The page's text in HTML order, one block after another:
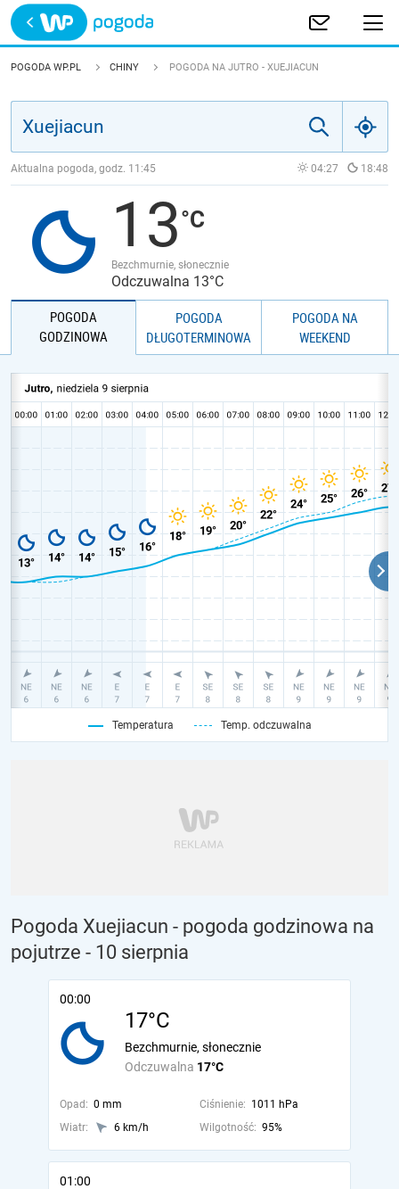
Trwa ładowanie
POLSKA
JAKOŚĆ POWIETRZA
POGODA WP.PL CHINY POGODA NA JUTRO - XUEJIACUN
Aktualna pogoda, godz. 11:45 04:27 18:48
13
Bezchmurnie, słonecznie
Odczuwalna 13°C
POGODA
GODZINOWA
POGODA
DŁUGOTERMINOWA
POGODA NA
WEEKEND
Temperatura Temp. odczuwalna
Pogoda Xuejiacun - pogoda godzinowa na
pojutrze - 10 sierpnia
00:00
17°C
Odczuwalna 17°C
Bezchmurnie, słonecznie
Opad: 0 mm Ciśnienie: 1011 hPa
Wiatr:
6 km/h Wilgotność: 95%
01:00